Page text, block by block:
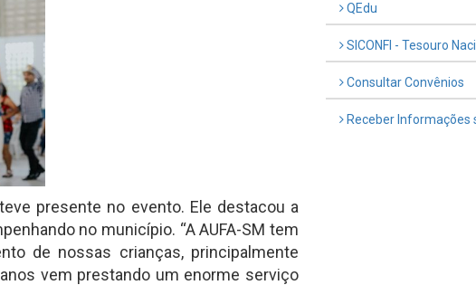
presente no evento. Ele destacou a
no município. “A AUFA-SM tem
de nossas crianças, principalmente
vem prestando um enorme serviço
QEdu
SICONFI - Tesouro
Consultar Convênios
Receber Informações